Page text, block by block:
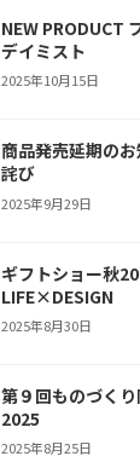
NEW PRODUCT
デイミスト
2025年10月15日
商品発売延期の
詫び
2025年9月29日
ギフトショー秋
LIFE×DESIGN
2025年8月30日
第９回ものづく
2025
2025年8月25日